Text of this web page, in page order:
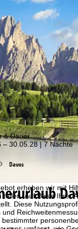
erheben wir mit
Auf Basis Ihrer
Diese
und
unseren Angeboten!
& Dauer
– 30.05.28 | 7 Nächte
Davos